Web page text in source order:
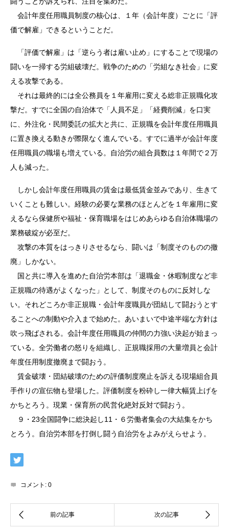
会計年度任用職員制度の核心は、１年（会計年度）ごとに「評
価で解雇」できるということだ。
「評価で解雇」は「逆らう者は雇い止め」にすることで現場の
闘いを一掃する労組破壊だ。戦争のための「労組なき社会」に変
える攻撃である。
それは最終的には全公務員を１年雇用に変える総非正規職化攻
撃だ。すでに全国の自治体で「人員不足」「経費削減」を口実
に、外注化・民間委託の拡大と共に、正規職を会計年度任用職員
に置き換える動きが際限なく進んでいる。すでに過半が会計年度
任用職員の職場も増えている。自治労の組合員数は１年間で２万
人も減った。
しかし会計年度任用職員の賃金は最低賃金並みであり、生きて
いくことも難しい。経験の必要な業務のほとんどを１年雇用に変
えるなら保健所や福祉・保育職場をはじめあらゆる自治体職場の
業務破綻が必至だ。
攻撃の本質をはっきりさせるなら、闘いは「制度そのものの撤
廃」しかない。
国と共に導入を進めた自治労本部は「退職金・休暇制度など非
正規職の待遇がよくなった」として、制度そのものに反対しな
い。それどころか非正規職・会計年度職員が団結して闘おうとす
ることへの制動や介入まで始めた。あいまいで中途半端な方針は
吹っ飛ばされる。会計年度任用職員の仲間の力強い決起が始まっ
ている。全労働者の怒りを組織し、正規職採用の大量増員と会計
年度任用制度撤廃まで闘おう。
賃金破壊・団結破壊のための評価制度廃止を訴える現場組合員
手作りの宣伝物も登場した。評価制度を粉砕し一律大幅賃上げを
かちとろう。現業・保育所の民営化絶対反対で闘おう。
９・23全国闘争に総決起し11・６労働者集会の大結集をかち
とろう。自治労本部を打倒し闘う自治労をよみがえらせよう。
コメント: 0